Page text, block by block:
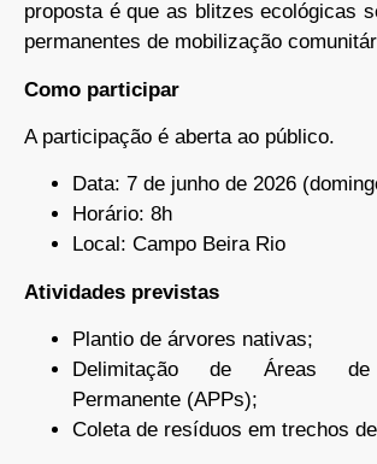
proposta é que as blitzes ecológicas
permanentes de mobilização
Como participar
A participação é aberta ao público.
Data: 7 de junho de 2026
Horário: 8h
Local: Campo Beira Rio
Atividades previstas
Plantio de árvores nativas;
Delimitação de Áreas de
Permanente (APPs);
Coleta de resíduos em trechos